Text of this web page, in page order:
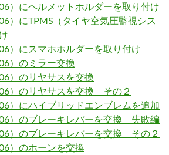
）にヘルメットホルダーを取り付け
）にTPMS（タイヤ空気圧監視シス
）にスマホホルダーを取り付け
）のミラー交換
）のリヤサスを交換
）のリヤサスを交換 その２
）にハイブリッドエンブレムを追加
）のブレーキレバーを交換 失敗編
）のブレーキレバーを交換 その２
）のホーンを交換